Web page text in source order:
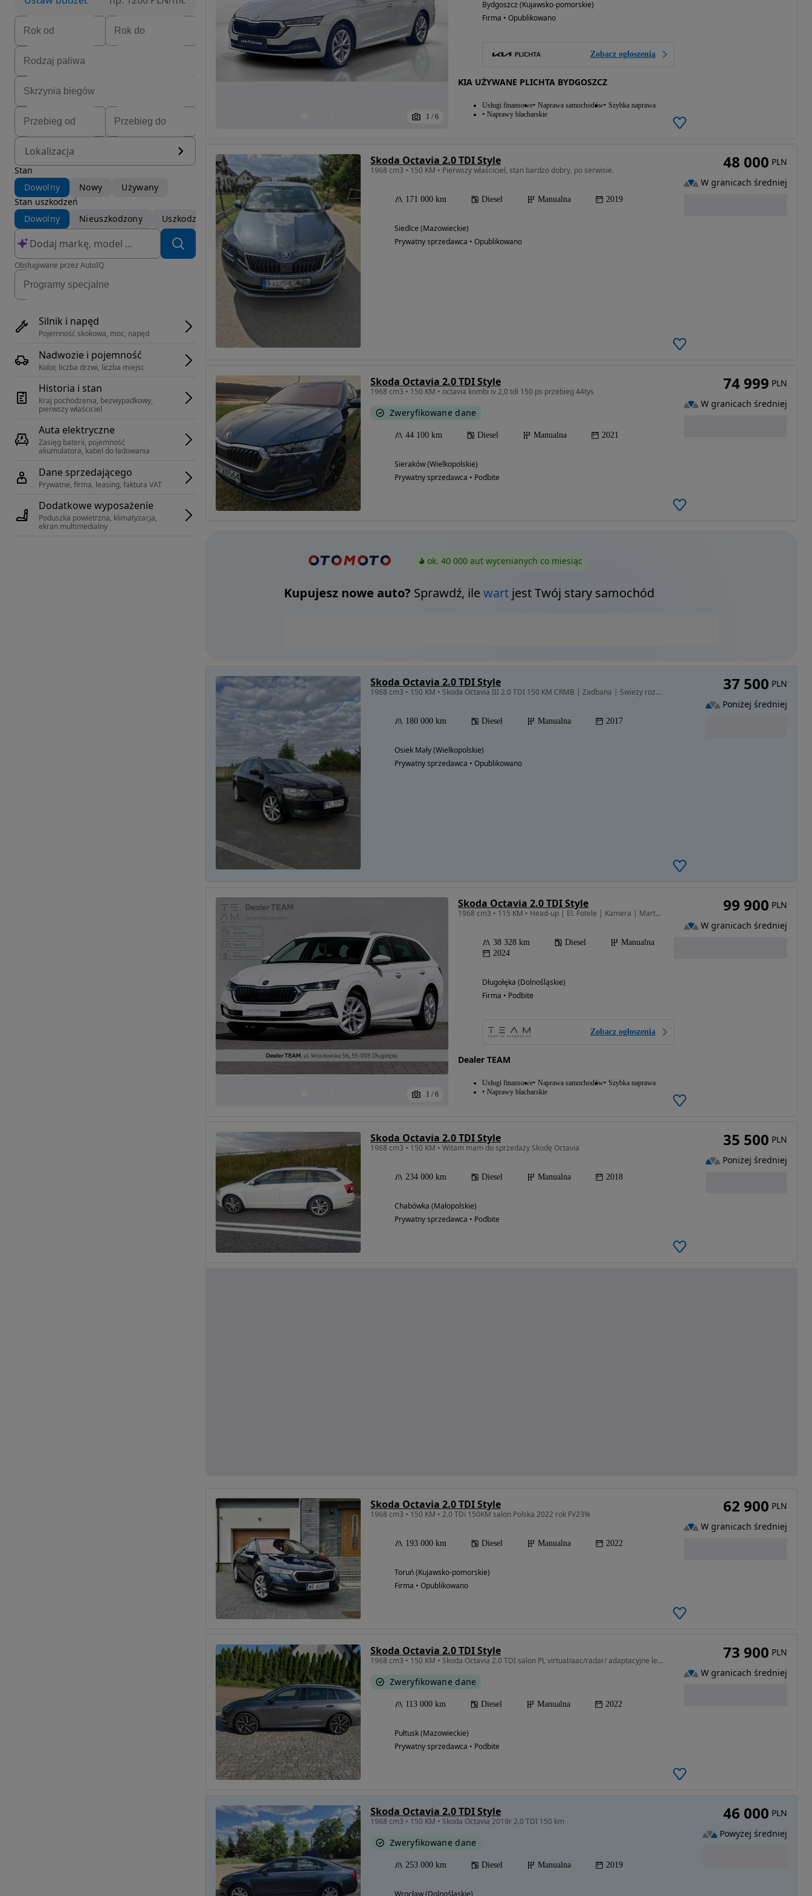
Lokalizacja
Stan
Dowolny
Nowy
Używany
Stan uszkodzeń
Dowolny
Nieuszkodzony Uszkodzony
Obsługiwane przez AutoIQ
Silnik i napęd
Pojemność skokowa, moc, napęd
Nadwozie i pojemność
Kolor, liczba drzwi, liczba miejsc
Historia i stan
Kraj pochodzenia, bezwypadkowy,
pierwszy właściciel
Auta elektryczne
Zasięg baterii, pojemność
akumulatora, kabel do ładowania
Dane sprzedającego
Prywatne, firma, leasing, faktura VAT
Dodatkowe wyposażenie
Poduszka powietrzna, klimatyzacja,
ekran multimedialny
1 / 6
Bydgoszcz (Kujawsko-pomorskie)
Firma • Opublikowano
Zobacz ogłoszenia
KIA UŻYWANE PLICHTA BYDGOSZCZ
Usługi finansowe Naprawa samochodów Szybka naprawa
Naprawy blacharskie
Skoda Octavia 2.0 TDI Style
1968 cm3 • 150 KM • Pierwszy właściciel, stan bardzo dobry, po serwisie.
171 000 km Diesel Manualna 2019
Siedlce (Mazowieckie)
Prywatny sprzedawca • Opublikowano
48 000 PLN
W granicach średniej
Skoda Octavia 2.0 TDI Style
1968 cm3 • 150 KM • octavia kombi iv 2,0 tdi 150 ps przebieg 44tys
Zweryfikowane dane
44 100 km Diesel Manualna 2021
Sieraków (Wielkopolskie)
Prywatny sprzedawca • Podbite
74 999 PLN
W granicach średniej
ok. 40 000 aut wycenianych co miesiąc
Kupujesz nowe auto? Sprawdź, ilewartjest Twój stary samochód
Skoda Octavia 2.0 TDI Style
1968 cm3 • 150 KM • Skoda Octavia III 2.0 TDI 150 KM CRMB | Zadbana | Świeży rozrząd.
180 000 km Diesel Manualna 2017
Osiek Mały (Wielkopolskie)
Prywatny sprzedawca • Opublikowano
37 500 PLN
Poniżej średniej
1 / 6
Skoda Octavia 2.0 TDI Style
1968 cm3 • 115 KM • Head-up | El. Fotele | Kamera | Martwe pole | ACC | Lane Assist | FVAT
38 328 km Diesel
Manualna
2024
Długołęka (Dolnośląskie)
Firma • Podbite
Zobacz ogłoszenia
Dealer TEAM
Usługi finansowe Naprawa samochodów Szybka naprawa
Naprawy blacharskie
99 900 PLN
W granicach średniej
Skoda Octavia 2.0 TDI Style
1968 cm3 • 150 KM • Witam mam do sprzedaży Skodę Octavia
234 000 km Diesel Manualna 2018
Chabówka (Małopolskie)
Prywatny sprzedawca • Podbite
35 500 PLN
Poniżej średniej
Skoda Octavia 2.0 TDI Style
1968 cm3 • 150 KM • 2.0 TDi 150KM salon Polska 2022 rok FV23%
193 000 km Diesel Manualna 2022
Toruń (Kujawsko-pomorskie)
Firma • Opublikowano
62 900 PLN
W granicach średniej
Skoda Octavia 2.0 TDI Style
1968 cm3 • 150 KM • Skoda Octavia 2.0 TDI salon PL virtual/aac/radar/ adaptacyjne ledy
Zweryfikowane dane
113 000 km Diesel Manualna 2022
Pułtusk (Mazowieckie)
Prywatny sprzedawca • Podbite
73 900 PLN
W granicach średniej
Skoda Octavia 2.0 TDI Style
1968 cm3 • 150 KM • Skoda Octavia 2019r 2.0 TDI 150 km
Zweryfikowane dane
253 000 km Diesel Manualna 2019
Wrocław (Dolnośląskie)
46 000 PLN
Powyżej średniej